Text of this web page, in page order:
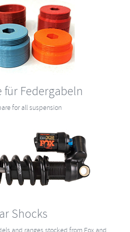
für Federgabeln
for all suspension
Shocks